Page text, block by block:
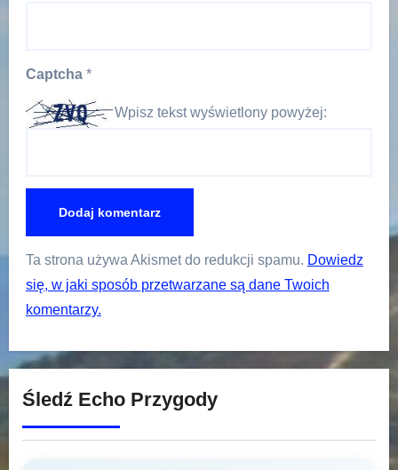
Captcha *
Wpisz tekst wyświetlony powyżej:
Ta strona używa Akismet do redukcji spamu. Dowiedz
się, w jaki sposób przetwarzane są dane Twoich
komentarzy.
Śledź Echo Przygody